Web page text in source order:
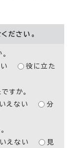
ださい。
役に立た
すか。
えない
分
えない
見